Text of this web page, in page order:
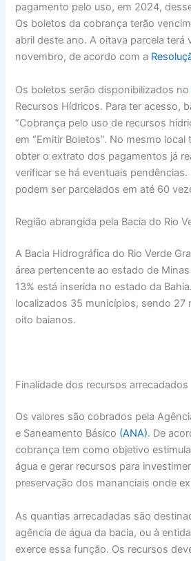
pagamento pelo uso, em 2024,
Os boletos da cobrança terão
abril deste ano. A oitava parcela terá
novembro, de acordo com a
Os boletos serão disponibilizados no
Recursos Hídricos. Para ter acesso,
“Cobrança pelo uso de recursos
em “Emitir Boletos”. No mesmo
obter o extrato dos pagamentos já
verificar se há eventuais
podem ser parcelados em até 60
Região abrangida pela Bacia do Rio
A Bacia Hidrográfica do Rio Verde
área pertencente ao estado de
13% está inserida no estado da
localizados 35 municípios, sendo 27
oito baianos.
Finalidade dos recursos arrecadados
Os valores são cobrados pela
e Saneamento Básico (ANA). De
cobrança tem como objetivo
água e gerar recursos para
preservação dos mananciais onde
As quantias arrecadadas são
agência de água da bacia, ou à
exerce essa função. Os recursos